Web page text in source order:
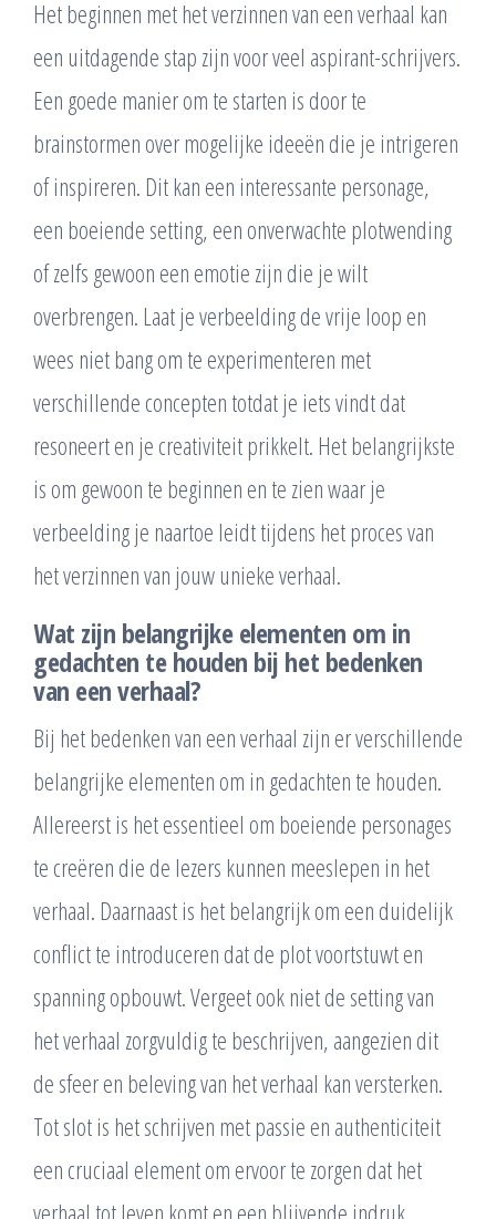
Het beginnen met het verzinnen van een verhaal kan
een uitdagende stap zijn voor veel aspirant-schrijvers.
Een goede manier om te starten is door te
brainstormen over mogelijke ideeën die je intrigeren
of inspireren. Dit kan een interessante personage,
een boeiende setting, een onverwachte plotwending
of zelfs gewoon een emotie zijn die je wilt
overbrengen. Laat je verbeelding de vrije loop en
wees niet bang om te experimenteren met
verschillende concepten totdat je iets vindt dat
resoneert en je creativiteit prikkelt. Het belangrijkste
is om gewoon te beginnen en te zien waar je
verbeelding je naartoe leidt tijdens het proces van
het verzinnen van jouw unieke verhaal.
Wat zijn belangrijke elementen om in
gedachten te houden bij het bedenken
van een verhaal?
Bij het bedenken van een verhaal zijn er verschillende
belangrijke elementen om in gedachten te houden.
Allereerst is het essentieel om boeiende personages
te creëren die de lezers kunnen meeslepen in het
verhaal. Daarnaast is het belangrijk om een duidelijk
conflict te introduceren dat de plot voortstuwt en
spanning opbouwt. Vergeet ook niet de setting van
het verhaal zorgvuldig te beschrijven, aangezien dit
de sfeer en beleving van het verhaal kan versterken.
Tot slot is het schrijven met passie en authenticiteit
een cruciaal element om ervoor te zorgen dat het
verhaal tot leven komt en een blijvende indruk